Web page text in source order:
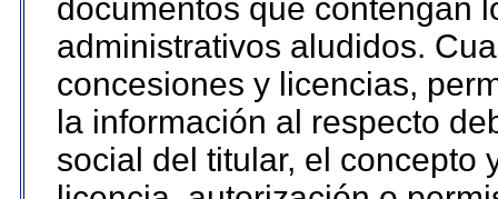
documentos que contengan
administrativos aludidos.
concesiones y licencias,
la información al respecto
social del titular, el concepto